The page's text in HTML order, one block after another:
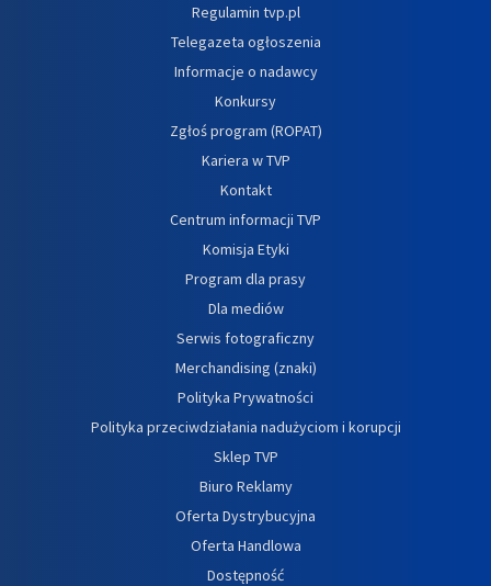
Regulamin tvp.pl
Telegazeta ogłoszenia
Informacje o nadawcy
Konkursy
Zgłoś program (ROPAT)
Kariera w TVP
Kontakt
Centrum informacji TVP
Komisja Etyki
Program dla prasy
Dla mediów
Serwis fotograficzny
Merchandising (znaki)
Polityka Prywatności
Polityka przeciwdziałania nadużyciom i korupcji
Sklep TVP
Biuro Reklamy
Oferta Dystrybucyjna
Oferta Handlowa
Dostępność